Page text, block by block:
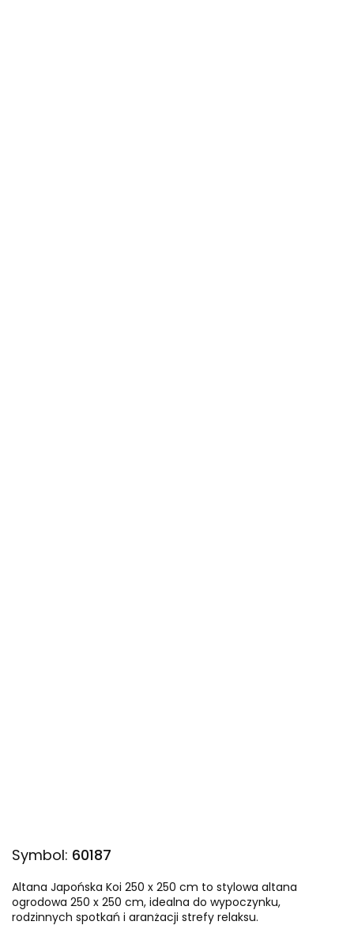
Symbol: 60187
Altana Japońska Koi 250 x 250 cm to stylowa altana
ogrodowa 250 x 250 cm, idealna do wypoczynku,
rodzinnych spotkań i aranżacji strefy relaksu.